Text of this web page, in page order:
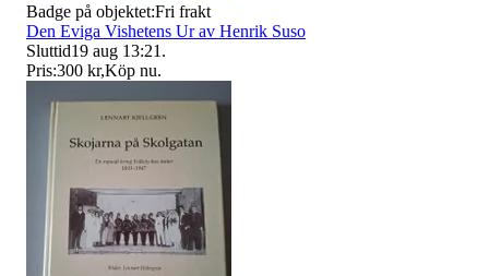
Badge på objektet:Fri frakt
Den Eviga Vishetens Ur av Henrik Suso
Sluttid19 aug 13:21 .
Pris:300 kr,Köp nu.